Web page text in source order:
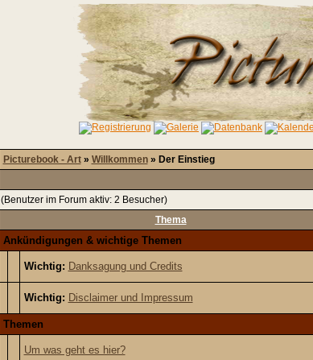
Picturebook - Art» Willkommen» Der Einstieg
(Benutzer im Forum aktiv: 2 Besucher)
Thema
Ankündigungen & wichtige Themen
Wichtig: Danksagung und Credits
Wichtig: Disclaimer und Impressum
Themen
Um was geht es hier?